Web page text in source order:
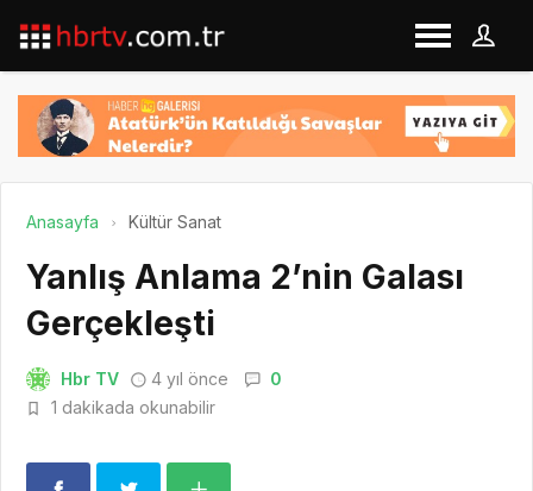
Anasayfa Kültür Sanat
Yanlış Anlama 2’nin Galası
Gerçekleşti
Hbr TV 4 yıl önce
0
1 dakikada okunabilir